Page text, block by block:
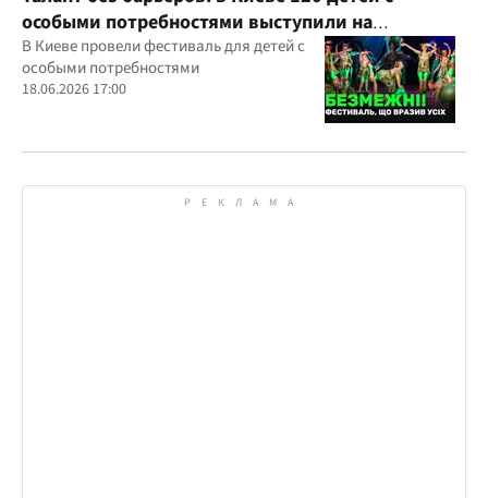
особыми потребностями выступили на
всеукраинском фестивале
В Киеве провели фестиваль для детей с
особыми потребностями
18.06.2026 17:00